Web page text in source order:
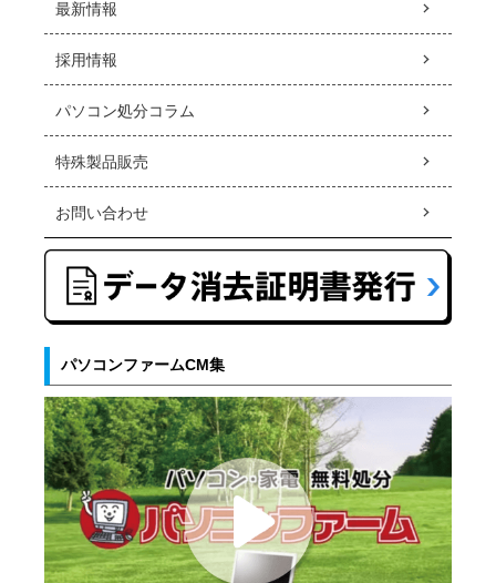
最新情報
採用情報
パソコン処分コラム
特殊製品販売
お問い合わせ
パソコンファームCM集